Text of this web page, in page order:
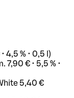
4,5 % • 0,5 l)
€ • 5,5 % •
5,40 €